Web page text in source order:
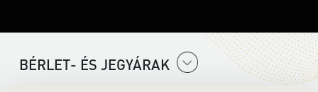
BÉRLET- ÉS JEGYÁRAK